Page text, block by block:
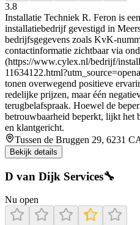
3.8
Installatie Techniek R. Feron is
installatiebedrijf gevestigd in
bedrijfsgegevens zoals
contactinformatie zichtbaar via
(https://www.cylex.nl/bedrijf/
tonen overwegend positieve
redelijke prijzen, maar één
terugbelafspraak. Hoewel de
betrouwbaarheid beperkt, lijkt het
en klantgericht.
Tussen de Bruggen 29, 6231
Bekijk details
D van Dijk Services🔧
Nu open